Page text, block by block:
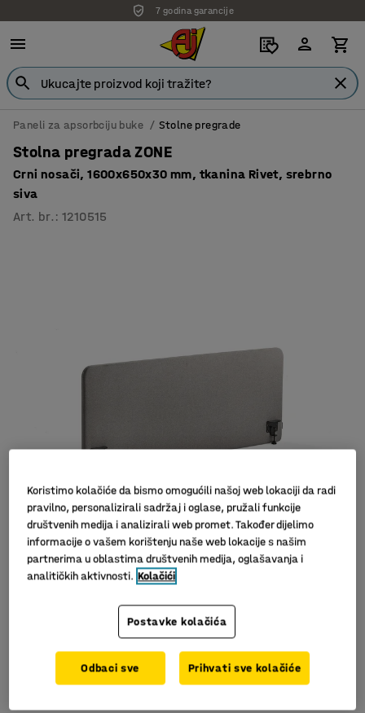
7 godina garancije
Paneli za apsorbciju buke Stolne pregrade
Stolna pregrada ZONE
Crni nosači, 1600x650x30 mm, tkanina Rivet, srebrno
siva
Art. br. :1210515
Slični proizvodi
Učinkovito upijanje buke
Komplet sa spojnicama
Koristimo kolačiće da bismo omogućili našoj web lokaciji da radi
pravilno, personalizirali sadržaj i oglase, pružali funkcije
društvenih medija i analizirali web promet. Također dijelimo
informacije o vašem korištenju naše web lokacije s našim
partnerima u oblastima društvenih medija, oglašavanja i
analitičkih aktivnosti. Kolačići
Postavke kolačića
Odbaci sve Prihvati sve kolačiće